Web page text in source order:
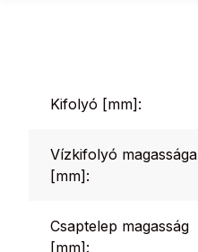
Kifolyó [mm]:
Vízkifolyó magassága
[mm]:
Csaptelep magasság
[mm]: